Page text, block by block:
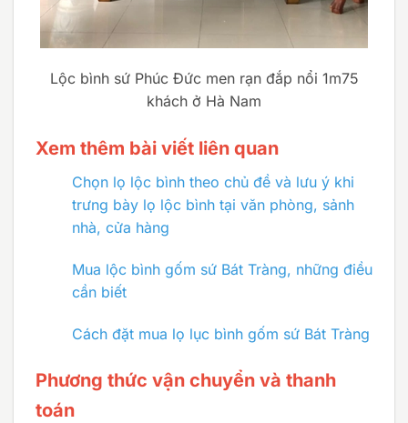
Lộc bình sứ Phúc Đức men rạn đắp nổi 1m75
khách ở Hà Nam
Xem thêm bài viết liên quan
Chọn lọ lộc bình theo chủ đề và lưu ý khi
trưng bày lọ lộc bình tại văn phòng, sảnh
nhà, cửa hàng
Mua lộc bình gốm sứ Bát Tràng, những điều
cần biết
Cách đặt mua lọ lục bình gốm sứ Bát Tràng
Phương thức vận chuyển và thanh
toán